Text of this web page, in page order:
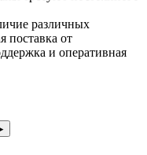
различных
поставка от
и оперативная